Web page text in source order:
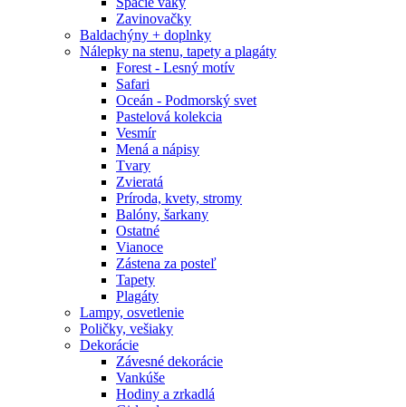
Zavinovačky
Baldachýny + doplnky
Nálepky na stenu, tapety a plagáty
Forest - Lesný motív
Safari
Oceán - Podmorský svet
Pastelová kolekcia
Vesmír
Mená a nápisy
Tvary
Zvieratá
Príroda, kvety, stromy
Balóny, šarkany
Ostatné
Vianoce
Zástena za posteľ
Tapety
Plagáty
Lampy, osvetlenie
Poličky, vešiaky
Dekorácie
Závesné dekorácie
Vankúše
Hodiny a zrkadlá